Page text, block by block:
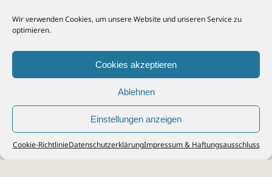
Wir verwenden Cookies, um unsere Website und unseren Service zu
optimieren.
Cookies akzeptieren
Ablehnen
Einstellungen anzeigen
Cookie-RichtlinieDatenschutzerklärungImpressum & Haftungsausschluss
© 2026Steuerberater Kempf, Köln - Steuerberatung Poll, Porz, Deutz, Mülheim,